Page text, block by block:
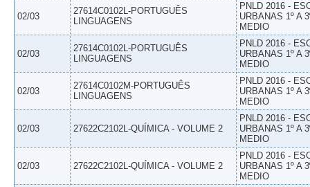
02/03
27614C0102L-PORTUGUÊS
LINGUAGENS
PNLD 2016 -
URBANAS 1º A
MEDIO
02/03
27614C0102L-PORTUGUÊS
LINGUAGENS
PNLD 2016 -
URBANAS 1º A
MEDIO
02/03
27614C0102M-PORTUGUÊS
LINGUAGENS
PNLD 2016 -
URBANAS 1º A
MEDIO
02/03 27622C2102L-QUÍMICA - VOLUME 2
PNLD 2016 -
URBANAS 1º A
MEDIO
02/03 27622C2102L-QUÍMICA - VOLUME 2
PNLD 2016 -
URBANAS 1º A
MEDIO